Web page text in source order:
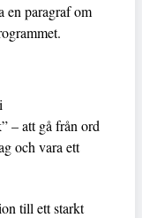
en paragraf om
– att gå från ord
och vara ett
till ett starkt